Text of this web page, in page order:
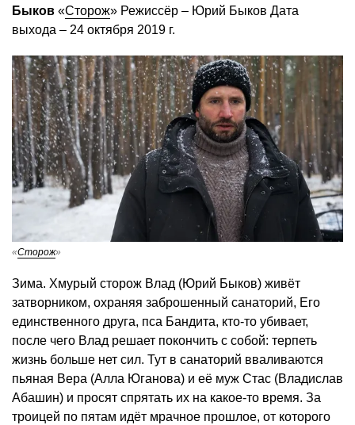
Быков «Сторож» Режиссёр – Юрий Быков Дата
выхода – 24 октября 2019 г.
«Сторож»
Зима. Хмурый сторож Влад (Юрий Быков) живёт
затворником, охраняя заброшенный санаторий, Его
единственного друга, пса Бандита, кто-то убивает,
после чего Влад решает покончить с собой: терпеть
жизнь больше нет сил. Тут в санаторий вваливаются
пьяная Вера (Алла Юганова) и её муж Стас (Владислав
Абашин) и просят спрятать их на какое-то время. За
троицей по пятам идёт мрачное прошлое, от которого